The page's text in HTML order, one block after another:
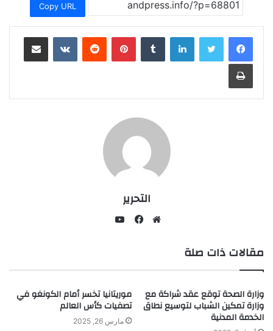
Copy URL
لينكدإن بينتيريست مشاركة عبر البريد
طباعة
التحرير
مقالات ذات صلة
وزارة الصحة توقع عقد شراكة مع
وزارة تمكين الشباب لتوسيع نطاق
الخدمة المدنية
موريتانيا تخسر أمام الكونغو في
تصفيات كأس العالم
مارس 26, 2025